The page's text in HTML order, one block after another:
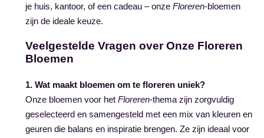
je huis, kantoor, of een cadeau – onzeFloreren-bloemen
zijn de ideale keuze.
Veelgestelde Vragen over Onze Floreren
Bloemen
1. Wat maakt bloemen om te floreren uniek?
Onze bloemen voor hetFloreren-thema zijn zorgvuldig
geselecteerd en samengesteld met een mix van kleuren en
geuren die balans en inspiratie brengen. Ze zijn ideaal voor